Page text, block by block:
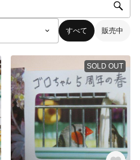
すべて 販売中
SOLD OUT